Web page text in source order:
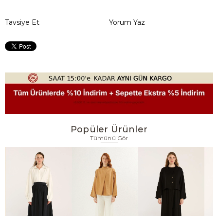
Tavsiye Et Yorum Yaz
Popüler Ürünler
Tümünü Gör